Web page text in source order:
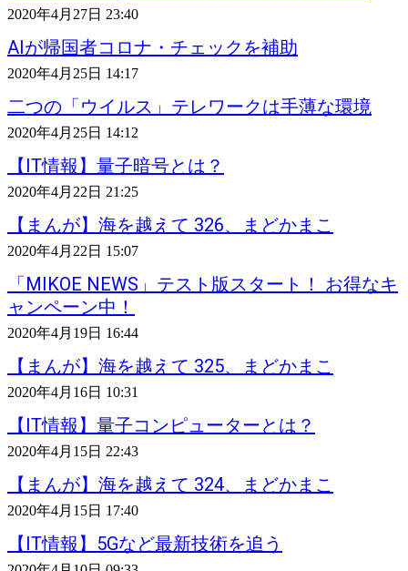
2020年4月27日 23:40
AIが帰国者コロナ・チェックを補助
2020年4月25日 14:17
二つの「ウイルス」テレワークは手薄な環境
2020年4月25日 14:12
【IT情報】量子暗号とは？
2020年4月22日 21:25
【まんが】海を越えて 326、まどかまこ
2020年4月22日 15:07
「MIKOE NEWS」テスト版スタート！ お得なキ
ャンペーン中！
2020年4月19日 16:44
【まんが】海を越えて 325、まどかまこ
2020年4月16日 10:31
【IT情報】量子コンピューターとは？
2020年4月15日 22:43
【まんが】海を越えて 324、まどかまこ
2020年4月15日 17:40
【IT情報】5Gなど最新技術を追う